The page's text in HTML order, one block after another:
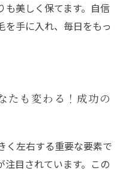
も美しく保てます。自信
を手に入れ、毎日をもっ
たも変わる！成功の
く左右する重要な要素で
注目されています。この